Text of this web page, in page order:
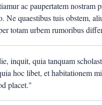
ac paupertatem nostram
Ne quaestibus tuis obstem,
totam urbem rumoribus
inquit, quia tanquam
hoc libet, et habitationem
placet."